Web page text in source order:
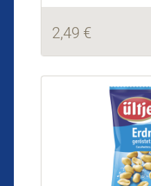
2,49 €